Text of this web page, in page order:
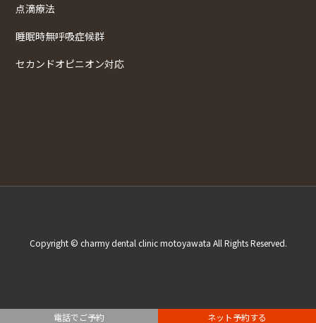
点滴療法
睡眠時無呼吸症候群
セカンドオピニオン対応
Copyright © charmy dental clinic motoyawata All Rights Reserved.
電話でご予約 ネット予約する